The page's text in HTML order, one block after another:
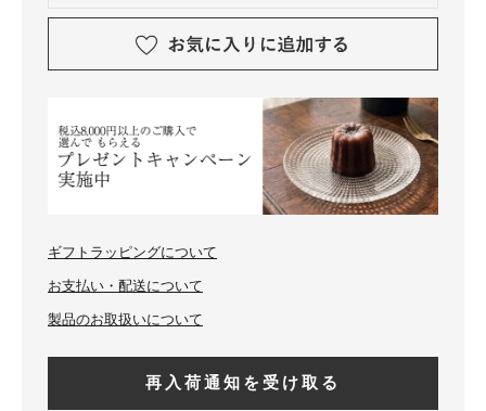
ギフトラッピングについて
お支払い・配送について
製品のお取扱いについて
再入荷通知を受け取る